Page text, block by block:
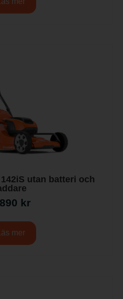
142iS utan batteri och
kr
Läs mer